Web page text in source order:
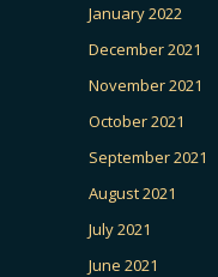
January 2022
December 2021
November 2021
October 2021
September 2021
August 2021
July 2021
June 2021